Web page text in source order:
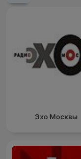
Эхо Москвы